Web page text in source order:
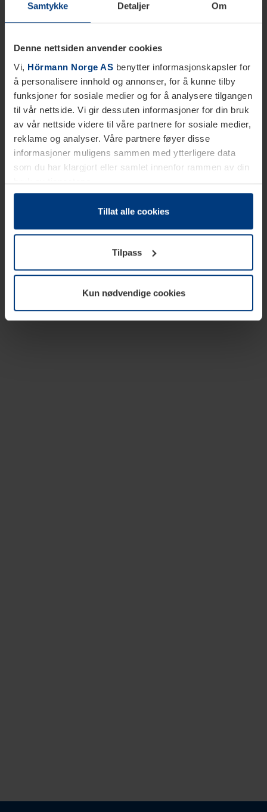
Samtykke Detaljer Om
Denne nettsiden anvender cookies
Vi, Hörmann Norge AS benytter informasjonskapsler for
å personalisere innhold og annonser, for å kunne tilby
funksjoner for sosiale medier og for å analysere tilgangen
til vår nettside. Vi gir dessuten informasjoner for din bruk
av vår nettside videre til våre partnere for sosiale medier,
reklame og analyser. Våre partnere føyer disse
informasjoner muligens sammen med ytterligere data
som du har klargjort eller samlet innenfor rammen av din
bruk av tjenestene.
Etter loven kan vi lagre informasjonskapsler på din
datamaskin, hvis disse er absolutt nødvendig for drift av
trenger vi din tillatelse. Du kan når som helst endre eller
tilbakekalle ditt samtykke i forklaringen av
informasjonskapselen på sidenPersonvernerklæringpå
Tillat alle cookies
Tilpass
Kun nødvendige cookies